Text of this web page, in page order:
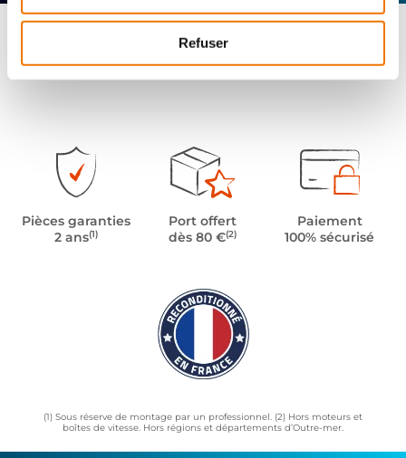
Refuser
Pièces garanties
2 ans(1)
Port offert
dès 80 €(2)
Paiement
100% sécurisé
(1) Sous réserve de montage par un professionnel. (2) Hors moteurs et
boîtes de vitesse. Hors régions et départements d’Outre-mer.